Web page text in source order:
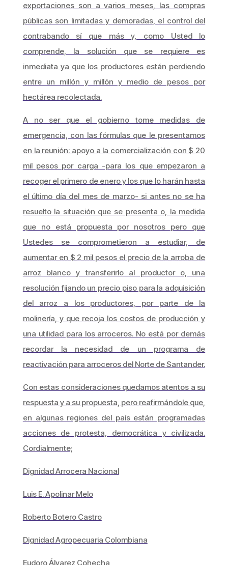
exportaciones son a varios meses, las compras
públicas son limitadas y demoradas, el control del
contrabando sí que más y, como Usted lo
comprende, la solución que se requiere es
inmediata ya que los productores están perdiendo
entre un millón y millón y medio de pesos por
hectárea recolectada.
A no ser que el gobierno tome medidas de
emergencia, con las fórmulas que le presentamos
en la reunión: apoyo a la comercialización con $ 20
mil pesos por carga -para los que empezaron a
recoger el primero de enero y los que lo harán hasta
el último día del mes de marzo- si antes no se ha
resuelto la situación que se presenta o, la medida
que no está propuesta por nosotros pero que
Ustedes se comprometieron a estudiar, de
aumentar en $ 2 mil pesos el precio de la arroba de
arroz blanco y transferirlo al productor o, una
resolución fijando un precio piso para la adquisición
del arroz a los productores, por parte de la
molinería, y que recoja los costos de producción y
una utilidad para los arroceros. No está por demás
recordar la necesidad de un programa de
reactivación para arroceros del Norte de Santander.
Con estas consideraciones quedamos atentos a su
respuesta y a su propuesta, pero reafirmándole que,
en algunas regiones del país están programadas
acciones de protesta, democrática y civilizada.
Cordialmente;
Dignidad Arrocera Nacional
Luis E. Apolinar Melo
Roberto Botero Castro
Dignidad Agropecuaria Colombiana
Eudoro Álvarez Cohecha